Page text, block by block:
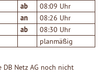
ab
08:09 Uhr
an
08:26 Uhr
ab
08:30 Uhr
planmäßig
Netz AG noch nicht